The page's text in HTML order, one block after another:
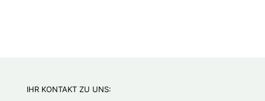
IHR KONTAKT ZU UNS: